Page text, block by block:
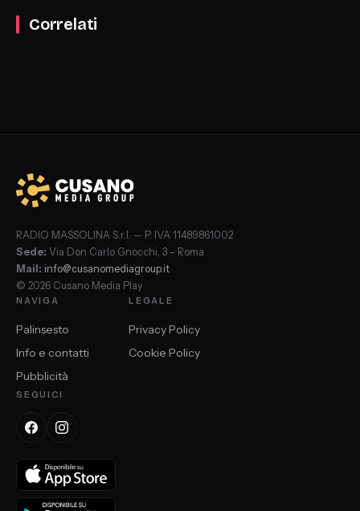
Correlati
RADIO MASSOLINA S.r.l. — P. IVA 11489861002
Sede: Via Don Carlo Gnocchi, 3 – Roma
Mail: info@cusanomediagroup.it
© 2026 Cusano Media Play
NAVIGA
Palinsesto
Info e contatti
Pubblicità
LEGALE
Privacy Policy
Cookie Policy
SEGUICI